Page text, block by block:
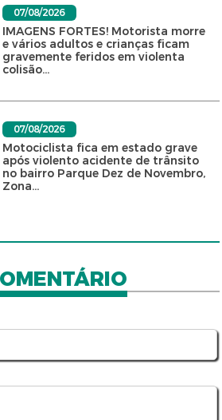
07/08/2026
IMAGENS FORTES! Motorista morre
e vários adultos e crianças ficam
gravemente feridos em violenta
colisão...
07/08/2026
Motociclista fica em estado grave
após violento acidente de trânsito
no bairro Parque Dez de Novembro,
Zona...